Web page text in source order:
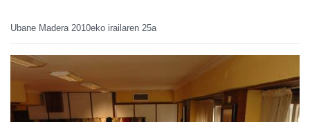
Ubane Madera 2010eko irailaren 25a